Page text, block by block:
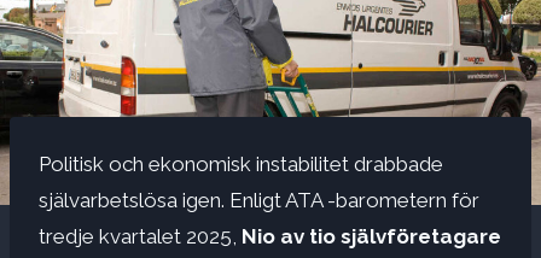
Politisk och ekonomisk instabilitet drabbade
självarbetslösa igen. Enligt ATA -barometern för
tredje kvartalet 2025, Nio av tio självföretagare